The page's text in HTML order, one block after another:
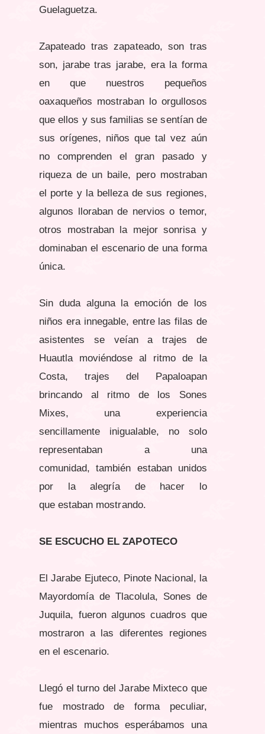
Guelaguetza.
Zapateado tras zapateado, son tras
son, jarabe tras jarabe, era la forma
en que nuestros pequeños
oaxaqueños mostraban lo orgullosos
que ellos y sus familias se sentían de
sus orígenes, niños que tal vez aún
no comprenden el gran pasado y
riqueza de un baile, pero mostraban
el porte y la belleza de sus regiones,
algunos lloraban de nervios o temor,
otros mostraban la mejor sonrisa y
dominaban el escenario de una forma
única.
Sin duda alguna la emoción de los
niños era innegable, entre las filas de
asistentes se veían a trajes de
Huautla moviéndose al ritmo de la
Costa, trajes del Papaloapan
brincando al ritmo de los Sones
Mixes, una experiencia
sencillamente inigualable, no solo
representaban a una
comunidad, también estaban unidos
por la alegría de hacer lo
que estaban mostrando.
SE ESCUCHO EL ZAPOTECO
El Jarabe Ejuteco, Pinote Nacional, la
Mayordomía de Tlacolula, Sones de
Juquila, fueron algunos cuadros que
mostraron a las diferentes regiones
en el escenario.
Llegó el turno del Jarabe Mixteco que
fue mostrado de forma peculiar,
mientras muchos esperábamos una